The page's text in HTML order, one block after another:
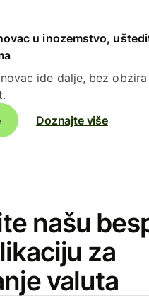
u inozemstvo,
ide dalje, bez obzira
Doznajte više
našu
za
valuta